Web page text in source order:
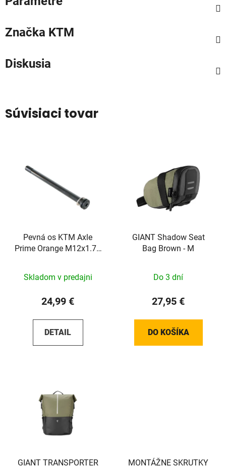
Značka KTM
Diskusia
Súvisiaci tovar
Pevná os KTM Axle
Prime Orange M12x1.75
Skladom v predajni
24,99 €
DETAIL
GIANT Shadow Seat
Bag Brown - M
Do 3 dní
27,95 €
DO KOŠÍKA
GIANT TRANSPORTER
MONTÁŽNE SKRUTKY